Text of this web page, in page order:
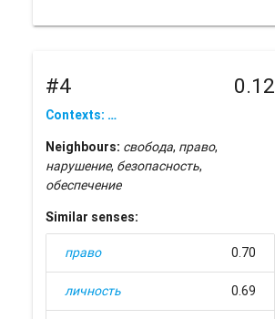
#4 0.12
Contexts: …
Neighbours: свобода, право,
нарушение, безопасность,
обеспечение
Similar senses:
право 0.70
личность 0.69